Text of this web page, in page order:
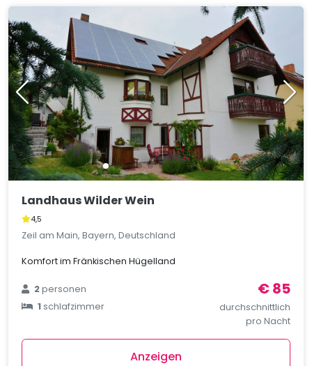
Landhaus Wilder Wein
4,5
Zeil am Main, Bayern, Deutschland
Komfort im Fränkischen Hügelland
2personen
1schlafzimmer
€ 85
durchschnittlich
pro Nacht
Anzeigen